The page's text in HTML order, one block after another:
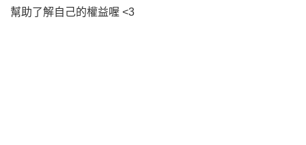
幫助了解自己的權益喔 <3